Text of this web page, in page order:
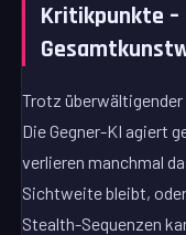
Kritikpunkte
Trotz
Die Gegner-KI agiert
verlieren manchmal
Sichtweite bleibt,
Stealth-Sequenzen